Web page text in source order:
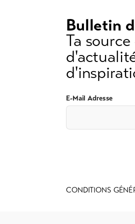
Bulletin
Ta
E-Mail Adresse
CONDITIONS